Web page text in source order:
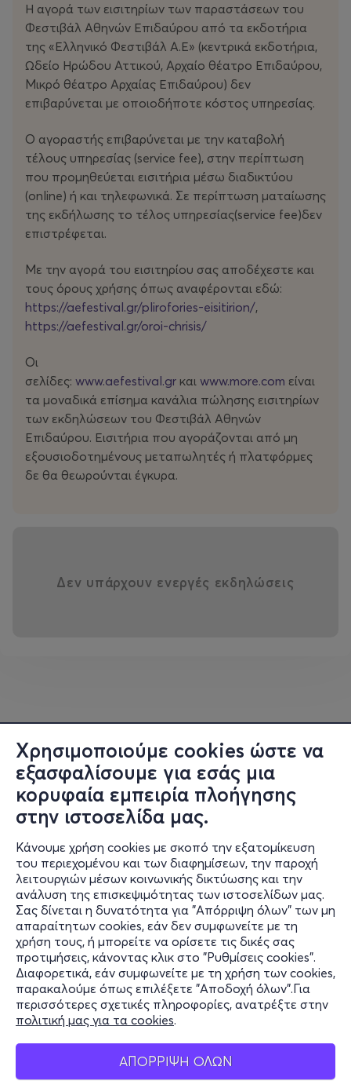
Χρησιμοποιούμε cookies ώστε να
εξασφαλίσουμε για εσάς μια
κορυφαία εμπειρία πλοήγησης
στην ιστοσελίδα μας.
Κάνουμε χρήση cookies με σκοπό την εξατομίκευση
του περιεχομένου και των διαφημίσεων, την παροχή
λειτουργιών μέσων κοινωνικής δικτύωσης και την
ανάλυση της επισκεψιμότητας των ιστοσελίδων μας.
Σας δίνεται η δυνατότητα για "Απόρριψη όλων" των μη
απαραίτητων cookies, εάν δεν συμφωνείτε με τη
χρήση τους, ή μπορείτε να ορίσετε τις δικές σας
προτιμήσεις, κάνοντας κλικ στο "Ρυθμίσεις cookies".
Διαφορετικά, εάν συμφωνείτε με τη χρήση των cookies,
παρακαλούμε όπως επιλέξετε "Αποδοχή όλων".Για
περισσότερες σχετικές πληροφορίες, ανατρέξτε στην
πολιτική μας για τα cookies.
ΑΠΟΡΡΙΨΗ ΟΛΩΝ
Η αγορά των εισιτηρίων των παραστάσεων του
Φεστιβάλ Αθηνών Επιδαύρου από τα εκδοτήρια
της «Ελληνικό Φεστιβάλ Α.Ε» (κεντρικά εκδοτήρια,
Ωδείο Ηρώδου Αττικού, Αρχαίο θέατρο Επιδαύρου,
Μικρό θέατρο Αρχαίας Επιδαύρου) δεν
επιβαρύνεται με οποιοδήποτε κόστος υπηρεσίας.
Ο αγοραστής επιβαρύνεται με την καταβολή
τέλους υπηρεσίας (service fee), στην περίπτωση
που προμηθεύεται εισιτήρια μέσω διαδικτύου
(οnline) ή και τηλεφωνικά. Σε περίπτωση ματαίωσης
της εκδήλωσης το τέλος υπηρεσίας(service fee)δεν
επιστρέφεται.
Με την αγορά του εισιτηρίου σας αποδέχεστε και
τους όρους χρήσης όπως αναφέρονται εδώ:
https://aefestival.gr/plirofories-eisitirion/,
https://aefestival.gr/oroi-chrisis/
Οι
σελίδες: www.aefestival.gr και www.more.com είναι
τα μοναδικά επίσημα κανάλια πώλησης εισιτηρίων
των εκδηλώσεων του Φεστιβάλ Αθηνών
Επιδαύρου. Εισιτήρια που αγοράζονται από μη
εξουσιοδοτημένους μεταπωλητές ή πλατφόρμες
δε θα θεωρούνται έγκυρα.
Δεν υπάρχουν ενεργές εκδηλώσεις
Πληροφορίες
Υποστήριξη
Stay Connected
Mobile app